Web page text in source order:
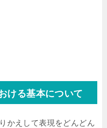
ける基本について
かえして表現をどんどん